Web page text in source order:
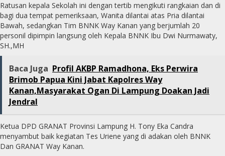
Ratusan kepala Sekolah ini dengan tertib mengikuti rangkaian dan di
bagi dua tempat pemeriksaan, Wanita dilantai atas Pria dilantai
Bawah, sedangkan Tim BNNK Way Kanan yang berjumlah 20
personil dipimpin langsung oleh Kepala BNNK Ibu Dwi Nurmawaty,
SH.,MH
Baca Juga Profil AKBP Ramadhona, Eks Perwira
Brimob Papua Kini Jabat Kapolres Way
Kanan,Masyarakat Ogan Di Lampung Doakan Jadi
Jendral
Ketua DPD GRANAT Provinsi Lampung H. Tony Eka Candra
menyambut baik kegiatan Tes Uriene yang di adakan oleh BNNK
Dan GRANAT Way Kanan.